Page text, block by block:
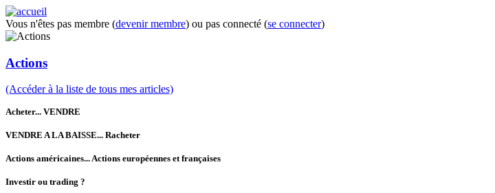
Vous n'êtes pas membre (devenir membre) ou pas connecté (se connecter)
Actions
(Accéder à la liste de tous mes articles)
Acheter... VENDRE
VENDRE A LA BAISSE... Racheter
Actions américaines... Actions européennes et françaises
Investir ou trading ?